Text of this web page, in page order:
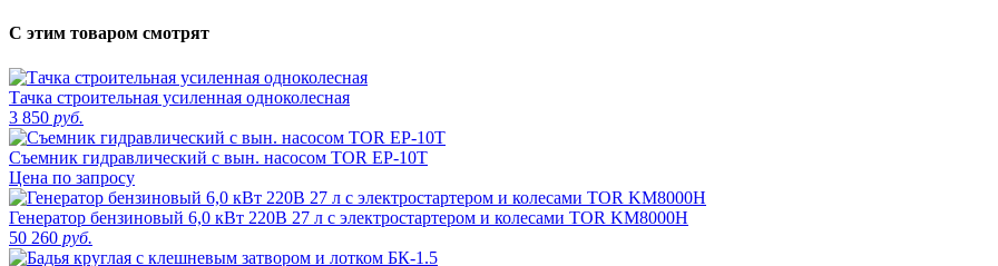
С этим товаром смотрят
Тачка строительная усиленная одноколесная
3 850 руб.
Съемник гидравлический с вын. насосом TOR EP-10T
Цена по запросу
Генератор бензиновый 6,0 кВт 220В 27 л с электростартером и колесами TOR KM8000H
50 260 руб.